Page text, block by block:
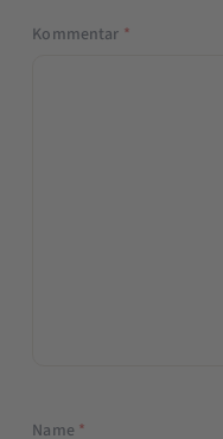
Kommentar *
Name *